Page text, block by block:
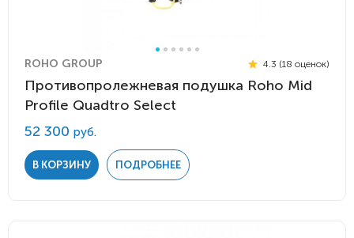
ROHO GROUP 4.3 (18 оценок)
Противопролежневая подушка Roho Mid
Profile Quadtro Select
52 300 руб.
В КОРЗИНУ ПОДРОБНЕЕ